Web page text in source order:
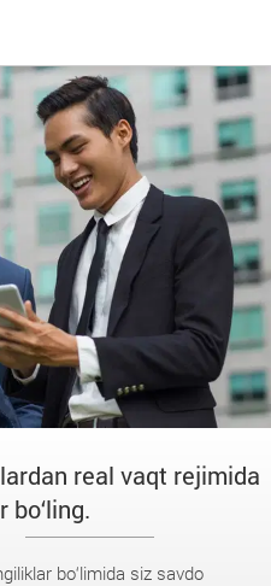
real vaqt rejimida
bo‘ling.
bo‘limida siz savdo